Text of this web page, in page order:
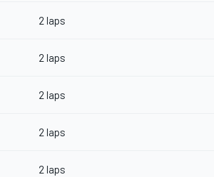
2 laps
2 laps
2 laps
2 laps
2 laps